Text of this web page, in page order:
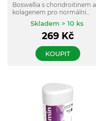
Boswellia s chondroitinem a
kolagenem pro normální
tvorbu kolagenu a správnou
funkci chrupavek a kostí.
Skladem > 10 ks
269Kč
KOUPIT